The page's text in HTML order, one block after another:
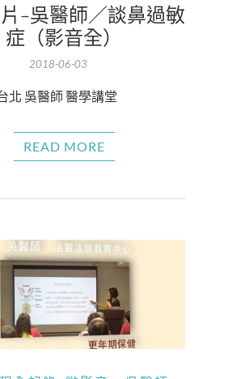
片-吳醫師／談鼻過敏
症（影音全）
2018-06-03
北 吳醫師 醫學講堂
READ MORE